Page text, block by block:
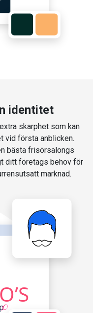
identitet
skarphet som kan
vid första anblicken.
bästa frisörsalongs
ditt företags behov för
marknad.